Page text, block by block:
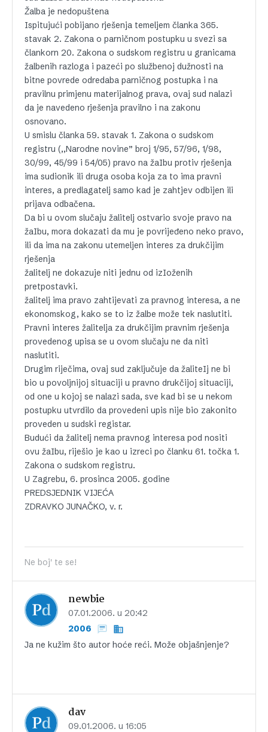
Žalba je nedopuštena
Ispitujući pobijano rješenja temeljem članka 365.
stavak 2. Zakona o parničnom postupku u svezi sa
člankorn 20. Zakona o sudskom registru u granicama
žalbenih razloga i pazeći po službenoj dužnosti na
bitne povrede odredaba parničnog postupka i na
pravilnu primjenu materijalnog prava, ovaj sud nalazi
da je navedeno rješenja pravilno i na zakonu
osnovano.
U smislu članka 59. stavak 1. Zakona o sudskom
registru (,,Narodne novine” broj 1/95, 57/96, 1/98,
30/99, 45/99 i 54/05) pravo na žaIbu protiv rješenja
ima sudionik ili druga osoba koja za to ima pravni
interes, a predlagatelj samo kad je zahtjev odbijen ili
prijava odbačena.
Da bi u ovom slučaju žalitelj ostvario svoje pravo na
žaIbu, mora dokazati da mu je povrijeđeno neko pravo,
ili da ima na zakonu utemeljen interes za drukčijim
rješenja
žalitelj ne dokazuje niti jednu od izIoženih
pretpostavki.
žalitelj ima pravo zahtijevati za pravnog interesa, a ne
ekonomskog, kako se to iz žalbe može tek naslutiti.
Pravni interes žalitelja za drukčijim pravnim rješenja
provedenog upisa se u ovom slučaju ne da niti
naslutiti.
Drugim riječima, ovaj sud zaključuje da žaliteIj ne bi
bio u povoljnijoj situaciji u pravno drukčijoj situaciji,
od one u kojoj se nalazi sada, sve kad bi se u nekom
postupku utvrdilo da provedeni upis nije bio zakonito
proveden u sudski registar.
Budući da žalitelj nema pravnog interesa pod nositi
ovu žaIbu, riješio je kao u izreci po članku 61. točka 1.
Zakona o sudskom registru.
U Zagrebu, 6. prosinca 2005. godine
PREDSJEDNIK VIJEĆA
ZDRAVKO JUNAČKO, v. r.
Ne boj' te se!
newbie
07.01.2006. u 20:42
2006
Ja ne kužim što autor hoće reći. Može objašnjenje?
dav
09.01.2006. u 16:05